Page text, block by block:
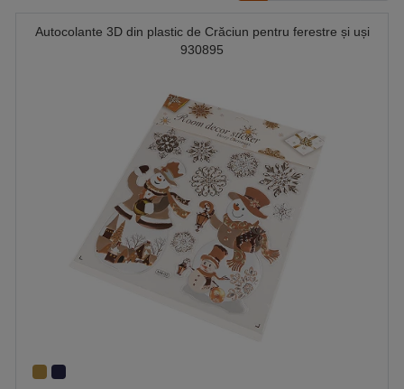
Autocolante 3D din plastic de Crăciun pentru ferestre și uși
930895